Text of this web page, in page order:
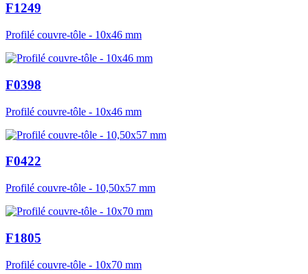
F1249
Profilé couvre-tôle - 10x46 mm
F0398
Profilé couvre-tôle - 10x46 mm
F0422
Profilé couvre-tôle - 10,50x57 mm
F1805
Profilé couvre-tôle - 10x70 mm